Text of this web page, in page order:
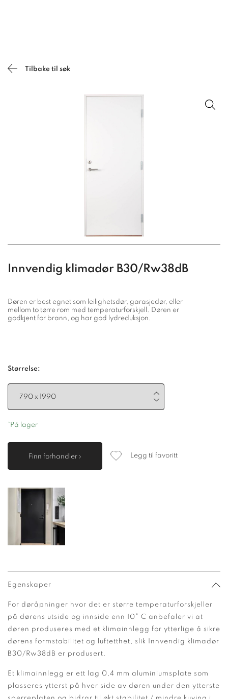
Tilbake til søk
Innvendig klimadør B30/Rw38dB
Døren er best egnet som leilighetsdør, garasjedør, eller
mellom to tørre rom med temperaturforskjell. Døren er
godkjent for brann, og har god lydreduksjon.
Størrelse:
*På lager
Finn forhandler › Legg til favoritt
Egenskaper
For døråpninger hvor det er større temperaturforskjeller
på dørens utside og innside enn 10° C anbefaler vi at
døren produseres med et klimainnlegg for ytterlige å sikre
dørens formstabilitet og luftetthet, slik Innvendig klimadør
B30/Rw38dB er produsert.
Et klimainnlegg er ett lag 0,4 mm aluminiumsplate som
plasseres ytterst på hver side av døren under den ytterste